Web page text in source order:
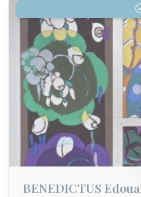
BENEDICTUS